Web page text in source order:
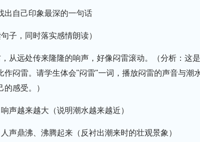
出自己印象最深的一句话
子，同时落实感情朗读）
，从远处传来隆隆的响声，好像闷雷滚动。（分析：这
作闷雷。请学生体会"闷雷"一词，播放闷雷的声音与潮
感受。）
声越来越大（说明潮水越来越近）
声鼎沸、沸腾起来（反衬出潮来时的壮观景象）